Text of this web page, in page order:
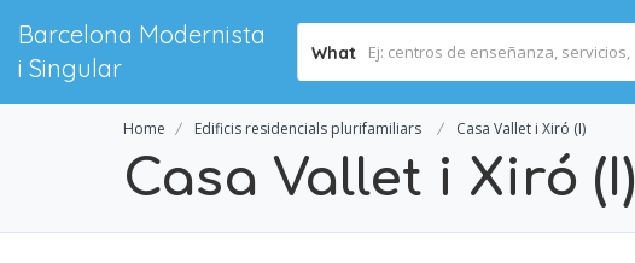
Barcelona Modernista
i Singular
What
Home Edificis residencials plurifamiliars Casa Vallet i Xiró (I)
Casa Vallet i Xiró (I)